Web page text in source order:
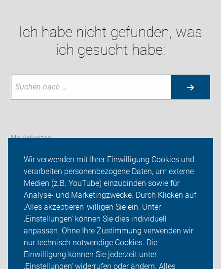
Wir verwenden mit Ihrer Einwilligung Cookies und
verarbeiten personenbezogene Daten, um externe
Medien (z.B. YouTube) einzubinden sowie für
Analyse- und Marketingzwecke. Durch Klicken auf
‚Alles akzeptieren‘ willigen Sie ein. Unter
‚Einstellungen‘ können Sie dies individuell
anpassen. Ohne Ihre Zustimmung verwenden wir
nur technisch notwendige Cookies. Die
Einwilligung können Sie jederzeit unter
‚Einstellungen‘ widerrufen oder ändern. Alles
Ich habe nicht gefunden, was
ich gesucht habe:
Neuigkeiten
ADFC Jerichower Land
Roland-Sternfahrt
Radtouren
Sei dabei
Presse